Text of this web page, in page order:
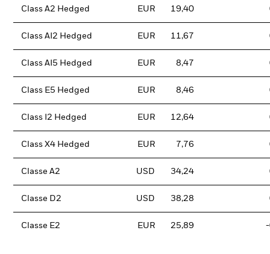
Class A2 Hedged EUR 19,40
Class AI2 Hedged EUR 11,67
Class AI5 Hedged EUR 8,47
Class E5 Hedged EUR 8,46
Class I2 Hedged EUR 12,64
Class X4 Hedged EUR 7,76
Classe A2 USD 34,24
Classe D2 USD 38,28
Classe E2 EUR 25,89